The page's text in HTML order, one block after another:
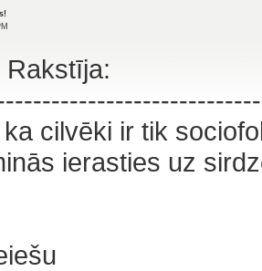
Rakstīja:
cilvēki ir tik
ierasties uz